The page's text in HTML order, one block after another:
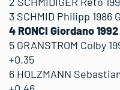
3 SCHMID Philipp 1986
4 RONCI Giordano
5 GRANSTROM Colby
+0.35
6 HOLZMANN